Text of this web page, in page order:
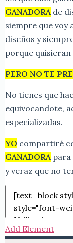
GANADORA de
siempre que voy
diseños y
porque quisieran
PERO NO TE
No tienes que
equivocandote,
especializadas.
YO compartiré
GANADORA para
y veraz que no
Add Element